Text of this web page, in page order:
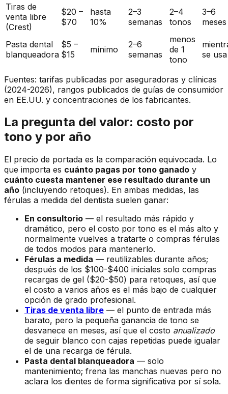
Tiras de
venta libre
(Crest)
$20 –
$70
hasta
10%
2–3
semanas
2–4
tonos
3–6
meses
Pasta dental
blanqueadora
$5 –
$15
mínimo
2–6
semanas
menos
de 1
tono
se usa
Fuentes: tarifas publicadas por aseguradoras y clínicas
(2024-2026), rangos publicados de guías de consumidor
en EE.UU. y concentraciones de los fabricantes.
La pregunta del valor: costo por
tono y por año
El precio de portada es la comparación equivocada. Lo
que importa es cuánto pagas por tono ganado y
cuánto cuesta mantener ese resultado durante un
año (incluyendo retoques). En ambas medidas, las
férulas a medida del dentista suelen ganar:
En consultorio — el resultado más rápido y
dramático, pero el costo por tono es el más alto y
normalmente vuelves a tratarte o compras férulas
de todos modos para mantenerlo.
Férulas a medida — reutilizables durante años;
después de los $100-$400 iniciales solo compras
recargas de gel ($20-$50) para retoques, así que
el costo a varios años es el más bajo de cualquier
opción de grado profesional.
Tiras de venta libre — el punto de entrada más
barato, pero la pequeña ganancia de tono se
desvanece en meses, así que el costo anualizado
de seguir blanco con cajas repetidas puede igualar
el de una recarga de férula.
Pasta dental blanqueadora — solo
mantenimiento; frena las manchas nuevas pero no
aclara los dientes de forma significativa por sí sola.